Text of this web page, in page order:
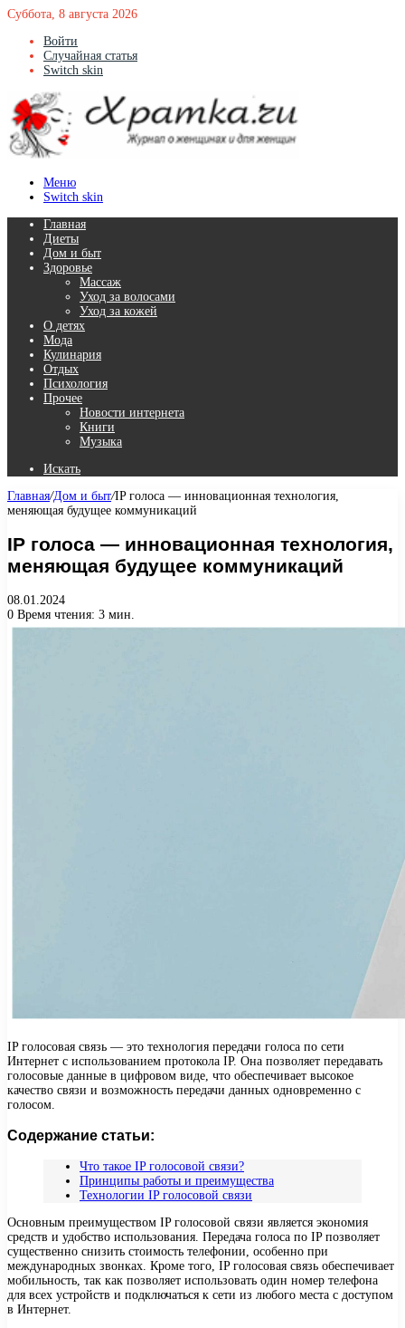
Суббота, 8 августа 2026
Войти
Случайная статья
Switch skin
Меню
Switch skin
Главная
Диеты
Дом и быт
Здоровье
Массаж
Уход за волосами
Уход за кожей
О детях
Мода
Кулинария
Отдых
Психология
Прочее
Новости интернета
Книги
Музыка
Искать
Главная/Дом и быт/IP голоса — инновационная технология,
меняющая будущее коммуникаций
IP голоса — инновационная технология,
меняющая будущее коммуникаций
08.01.2024
0 Время чтения: 3 мин.
IP голосовая связь — это технология передачи голоса по сети
Интернет с использованием протокола IP. Она позволяет передавать
голосовые данные в цифровом виде, что обеспечивает высокое
качество связи и возможность передачи данных одновременно с
голосом.
Содержание статьи:
Что такое IP голосовой связи?
Принципы работы и преимущества
Технологии IP голосовой связи
Основным преимуществом IP голосовой связи является экономия
средств и удобство использования. Передача голоса по IP позволяет
существенно снизить стоимость телефонии, особенно при
международных звонках. Кроме того, IP голосовая связь обеспечивает
мобильность, так как позволяет использовать один номер телефона
для всех устройств и подключаться к сети из любого места с доступом
в Интернет.